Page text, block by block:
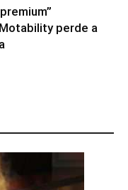
perde a